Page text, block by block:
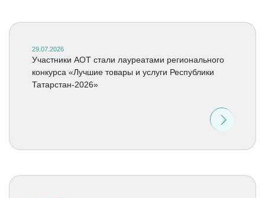
29.07.2026
Участники АОТ стали лауреатами регионального
конкурса «Лучшие товары и услуги Республики
Татарстан-2026»